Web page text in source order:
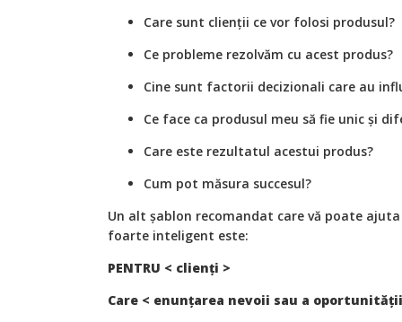
Care sunt clienții ce vor folosi produsul?
Ce probleme rezolvăm cu acest produs?
Cine sunt factorii decizionali care au
Ce face ca produsul meu să fie unic și
Care este rezultatul acestui produs?
Cum pot măsura succesul?
Un alt șablon recomandat care vă poate
foarte inteligent este:
PENTRU < clienți >
Care < enunțarea nevoii sau a